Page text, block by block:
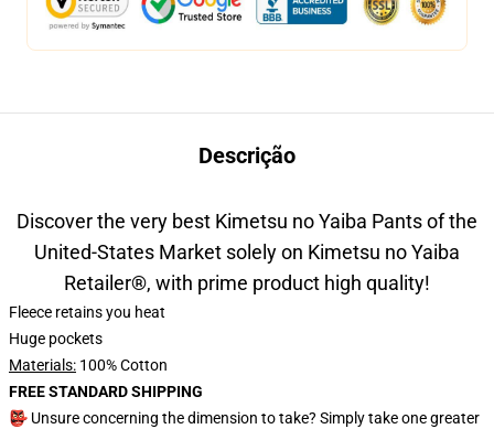
Descrição
Discover the very best Kimetsu no Yaiba Pants of the
United-States Market solely on Kimetsu no Yaiba
Retailer®, with prime product high quality!
Fleece retains you heat
Huge pockets
Materials: 100% Cotton
FREE STANDARD SHIPPING
👺 Unsure concerning the dimension to take? Simply take one greater